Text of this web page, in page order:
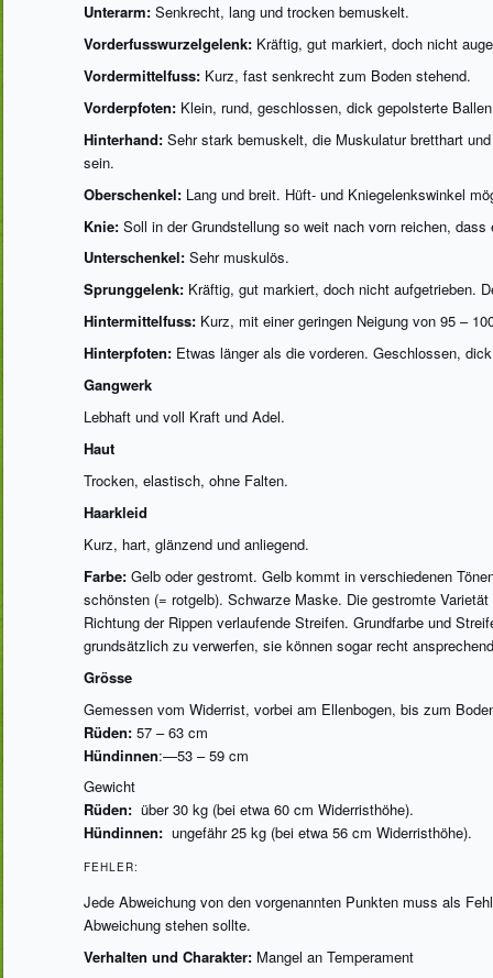
Unterarm: Senkrecht, lang und trocken bemuskelt.
Vorderfusswurzelgelenk: Kräftig, gut markiert, doch nicht
Vordermittelfuss: Kurz, fast senkrecht zum Boden stehend.
Vorderpfoten: Klein, rund, geschlossen, dick gepolsterte
Hinterhand: Sehr stark bemuskelt, die Muskulatur bretthart
sein.
Oberschenkel: Lang und breit. Hüft- und Kniegelenkswinkel
Knie: Soll in der Grundstellung so weit nach vorn reichen,
Unterschenkel: Sehr muskulös.
Sprunggelenk: Kräftig, gut markiert, doch nicht aufgetrieben.
Hintermittelfuss: Kurz, mit einer geringen Neigung von 95 –
Hinterpfoten: Etwas länger als die vorderen. Geschlossen,
Gangwerk
Lebhaft und voll Kraft und Adel.
Haut
Trocken, elastisch, ohne Falten.
Haarkleid
Kurz, hart, glänzend und anliegend.
Farbe: Gelb oder gestromt. Gelb kommt in verschiedenen
schönsten (= rotgelb). Schwarze Maske. Die gestromte
Richtung der Rippen verlaufende Streifen. Grundfarbe und
grundsätzlich zu verwerfen, sie können sogar recht
Grösse
Gemessen vom Widerrist, vorbei am Ellenbogen, bis zum
Rüden: 57 – 63 cm
Hündinnen:—53 – 59 cm
Gewicht
Rüden: über 30 kg (bei etwa 60 cm Widerristhöhe).
Hündinnen: ungefähr 25 kg (bei etwa 56 cm Widerristhöhe).
FEHLER:
Jede Abweichung von den vorgenannten Punkten muss als
Abweichung stehen sollte.
Verhalten und Charakter: Mangel an Temperament